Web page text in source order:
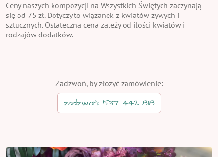
Ceny naszych kompozycji na Wszystkich Świętych zaczynają
się od 75 zł. Dotyczy to wiązanek z kwiatów żywych i
sztucznych. Ostateczna cena zależy od ilości kwiatów i
rodzajów dodatków.
Zadzwoń, by złożyć zamówienie:
zadzwoń: 537 442 818